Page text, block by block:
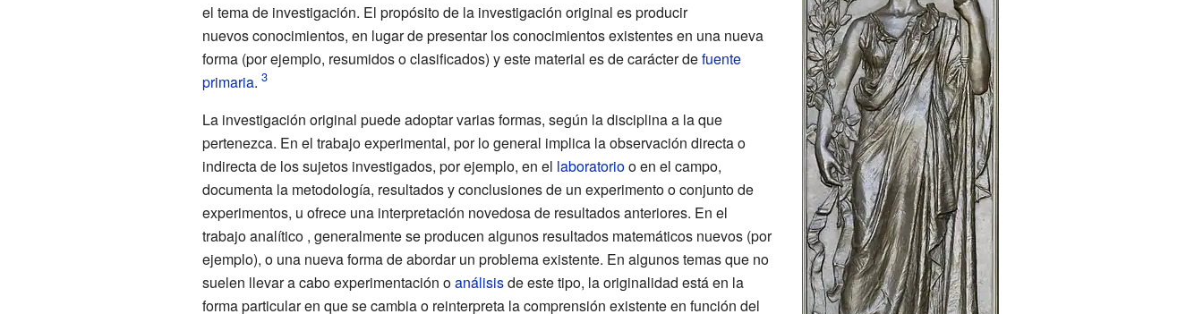
el tema de investigación. El propósito de la investigación original es producir
nuevosconocimientos, en lugar de presentar los conocimientos existentes en una nueva
forma (por ejemplo, resumidos o clasificados) y este material es de carácterdefuente
primaria.
La investigación original puede adoptar varias formas, según la disciplina a la que
pertenezca. En el trabajo experimental, por lo general implica la observación directa o
indirecta de los sujetos investigados, por ejemplo, en el laboratorioo en el campo,
documenta la metodología, resultados y conclusiones de un experimento o conjunto de
experimentos, u ofrece una interpretación novedosa de resultados anteriores. En el
trabajoanalítico , generalmente se producen algunos resultados matemáticos nuevos (por
ejemplo), o una nueva forma de abordar un problema existente. En algunos temas que no
suelen llevar a cabo experimentación oanálisisde este tipo, la originalidad está en la
forma particular en que se cambia o reinterpreta la comprensión existente en función del